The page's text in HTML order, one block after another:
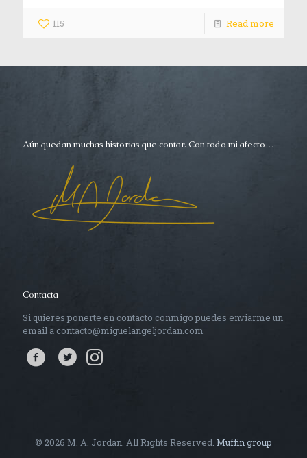
115 Read more
Aún quedan muchas historias que contar. Con todo mi afecto…
Contacta
Si quieres ponerte en contacto conmigo puedes enviarme un
email a contacto@miguelangeljordan.com
© 2026 M. A. Jordan. All Rights Reserved. Muffin group